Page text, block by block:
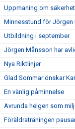
Uppmaning om säkerhet
Minnesstund för Jörgen
Utbildning i september
Jörgen Månsson har
Nya Riktlinjer
Glad Sommar önskar
En vänlig påminnelse
Avrunda helgen som
Föräldraträningen